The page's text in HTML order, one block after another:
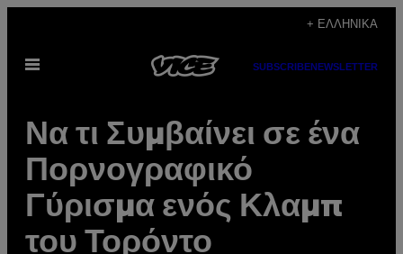
περιεχόμενο
+ ΕΛΛΗΝΙΚΆ
Ανοίξτε
SUBSCRIBENEWSLETTER
Να τι Συμβαίνει σε ένα
Πορνογραφικό
Γύρισμα ενός Κλαμπ
του Τορόντο